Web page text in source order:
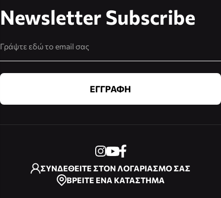
Newsletter Subscribe
ΕΓΓΡΑΦΗ
ΣΥΝΔΕΘΕΙΤΕ ΣΤΟΝ ΛΟΓΑΡΙΑΣΜΟ ΣΑΣ
ΒΡΕΙΤΕ ΕΝΑ ΚΑΤΑΣΤΗΜΑ